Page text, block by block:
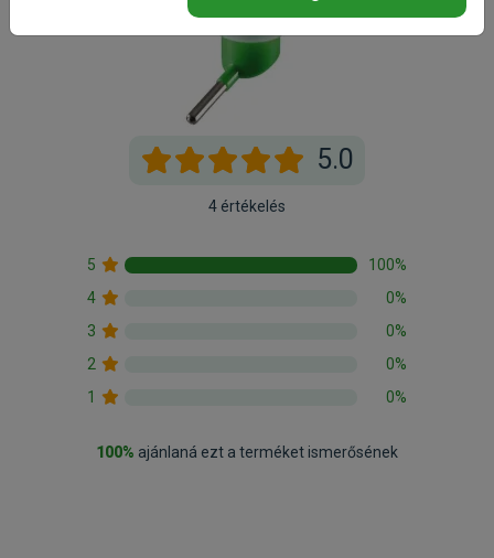
5.0
4 értékelés
5
100%
4
0%
3
0%
2
0%
1
0%
100% ajánlaná ezt a terméket ismerősének